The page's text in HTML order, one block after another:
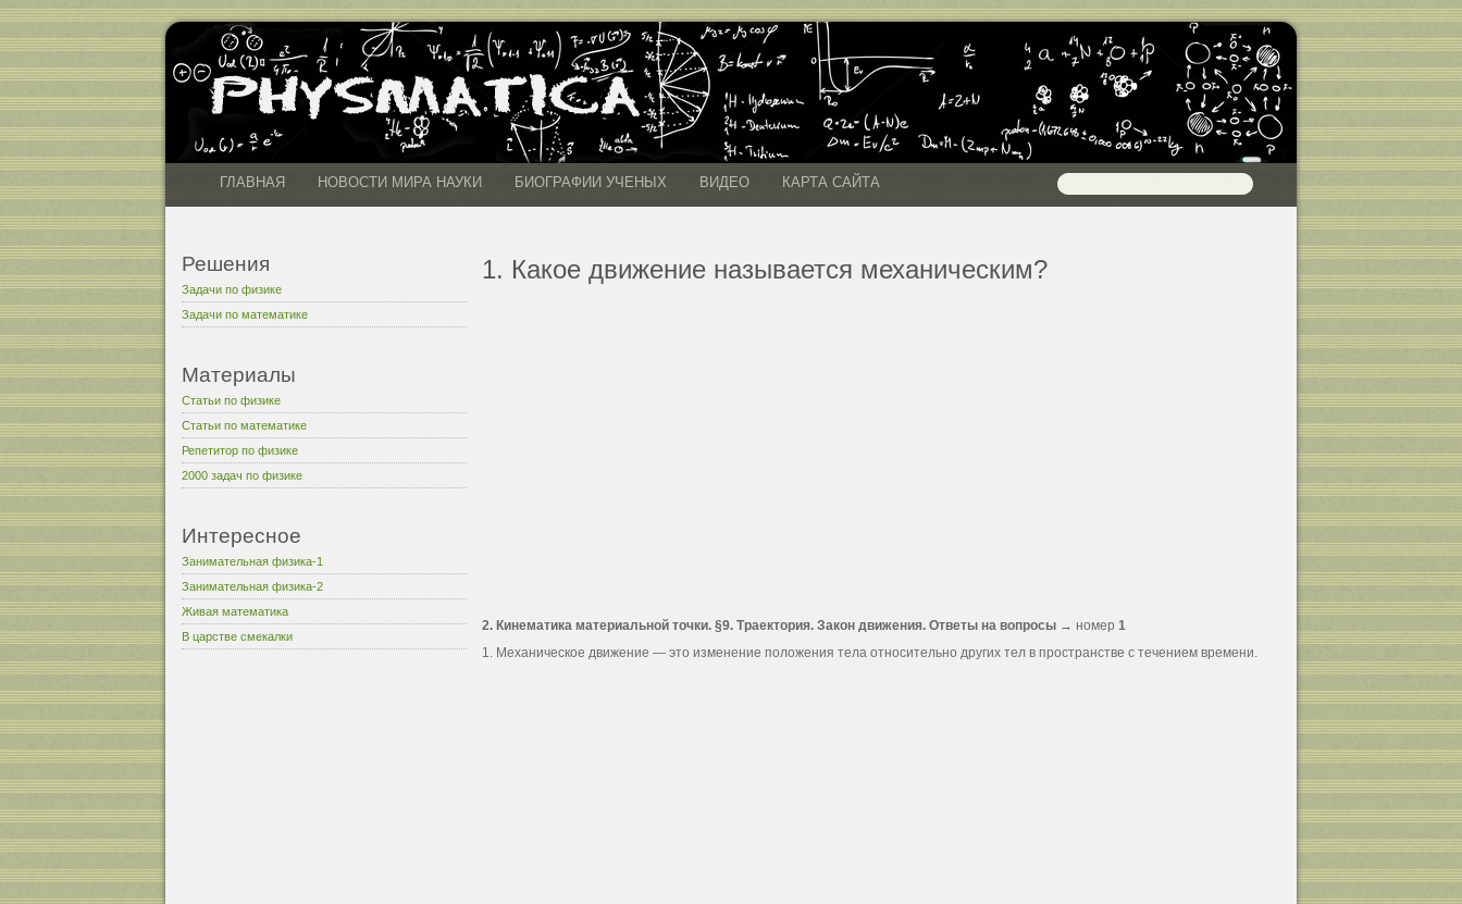
ГЛАВНАЯ НОВОСТИ МИРА НАУКИ БИОГРАФИИ УЧЕНЫХ ВИДЕО КАРТА САЙТА
Решения
Задачи по физике
Задачи по математике
Материалы
Статьи по физике
Статьи по математике
Репетитор по физике
2000 задач по физике
Интересное
Занимательная физика-1
Занимательная физика-2
Живая математика
В царстве смекалки
1. Какое движение называется механическим?
2. Кинематика материальной точки. §9. Траектория. Закон движения. Ответы на вопросы → номер 1
1. Механическое движение — это изменение положения тела относительно других тел в пространстве с течением времени.